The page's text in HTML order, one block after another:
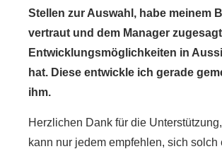
Stellen zur Auswahl, habe meinem
vertraut und dem Manager
Entwicklungsmöglichkeiten in
hat. Diese entwickle ich gerade
ihm.
Herzlichen Dank für die
kann nur jedem empfehlen, sich solch